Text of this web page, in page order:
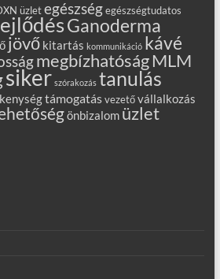
üzlet egészség egészségtudatos
Ganoderma
jövő kitartás kommunikáció kávé
megbízhatóság MLM
siker szórakozás tanulás
támogatás vezető vállalkozás
önbizalom üzlet